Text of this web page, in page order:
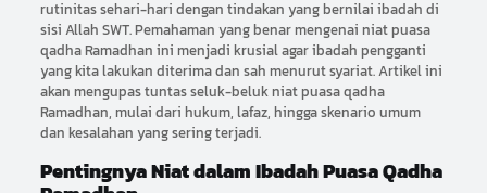
rutinitas sehari-hari dengan tindakan yang bernilai ibadah di
sisi Allah SWT. Pemahaman yang benar mengenai niat puasa
qadha Ramadhan ini menjadi krusial agar ibadah pengganti
yang kita lakukan diterima dan sah menurut syariat. Artikel ini
akan mengupas tuntas seluk-beluk niat puasa qadha
Ramadhan, mulai dari hukum, lafaz, hingga skenario umum
dan kesalahan yang sering terjadi.
Pentingnya Niat dalam Ibadah Puasa Qadha